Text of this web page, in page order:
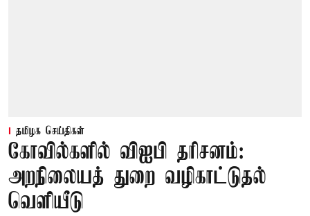
தமிழக செய்திகள்
கோவில்களில் விஐபி தரிசனம்:
அறநிலையத் துறை வழிகாட்டுதல்
வெளியீடு